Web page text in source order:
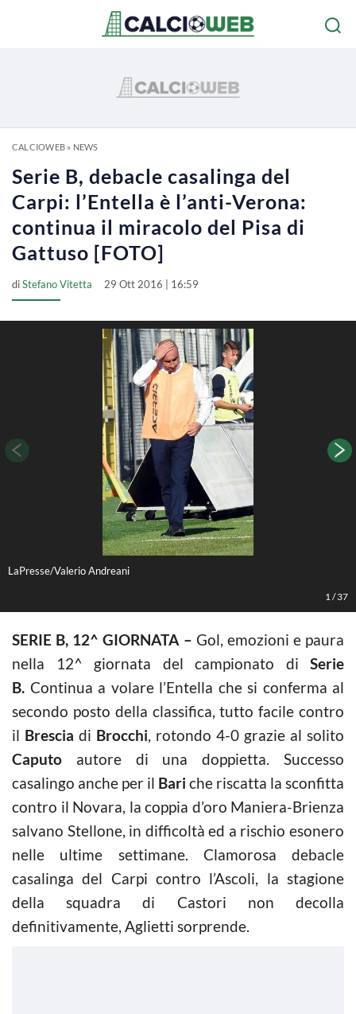
CALCIOWEB» NEWS
Serie B, debacle casalinga del
Carpi: l’Entella è l’anti-Verona:
continua il miracolo del Pisa di
Gattuso [FOTO]
diStefano Vitetta 29 Ott 2016 | 16:59
LaPresse/Valerio Andreani
1 /37
SERIE B, 12^ GIORNATA – Gol, emozioni e paura
nella 12^ giornata del campionato di Serie
B. Continua a volare l’Entella che si conferma al
secondo posto della classifica, tutto facile contro
il Brescia di Brocchi, rotondo 4-0 grazie al solito
Caputo autore di una doppietta. Successo
casalingo anche per il Bari che riscatta la sconfitta
contro il Novara, la coppia d’oro Maniera-Brienza
salvano Stellone, in difficoltà ed a rischio esonero
nelle ultime settimane. Clamorosa debacle
casalinga del Carpi contro l’Ascoli, la stagione
della squadra di Castori non decolla
definitivamente, Aglietti sorprende.